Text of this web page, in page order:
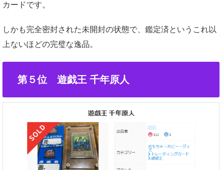
カードです。
しかも完全密封された未開封の状態で、鑑定済というこれ以
上ないほどの完璧な逸品。
第５位 遊戯王 千年原人